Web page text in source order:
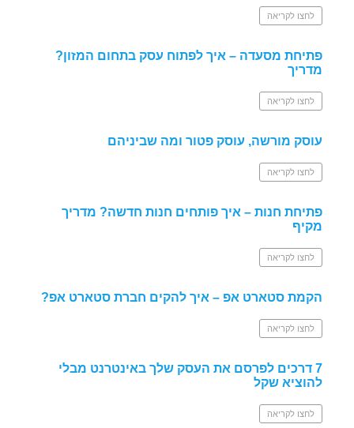
לחצו לקריאה
פתיחת מסעדה – איך לפתוח עסק בתחום המזון?
מדריך
לחצו לקריאה
עוסק מורשה, עוסק פטור ומה שביניהם
לחצו לקריאה
פתיחת חנות – איך פותחים חנות חדשה? מדריך
מקיף
לחצו לקריאה
הקמת סטארט אפ – איך להקים חברת סטארט אפ?
לחצו לקריאה
7 דרכים לפרסם את העסק שלך באינטרנט מבלי
להוציא שקל
לחצו לקריאה